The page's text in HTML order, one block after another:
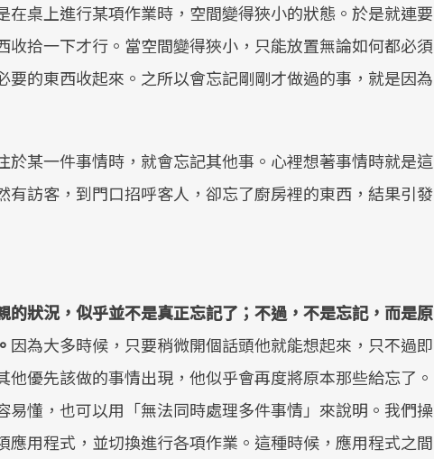
在桌上進行某項作業時，空間變得狹小的狀態。於是就連要
收拾一下才行。當空間變得狹小，只能放置無論如何都必須
要的東西收起來。之所以會忘記剛剛才做過的事，就是因為
於某一件事情時，就會忘記其他事。心裡想著事情時就是這
有訪客，到門口招呼客人，卻忘了廚房裡的東西，結果引發
的狀況，似乎並不是真正忘記了；不過，不是忘記，而是原
因為大多時候，只要稍微開個話頭他就能想起來，只不過即
優先該做的事情出現，他似乎會再度將原本那些給忘了。
易懂，也可以用「無法同時處理多件事情」來說明。我們操
應用程式，並切換進行各項作業。這種時候，應用程式之間
療院所的服務，更是民眾了解自身健康
狀況、啟動健康管理的重要起點。
前往專題
前往專題
前往專題